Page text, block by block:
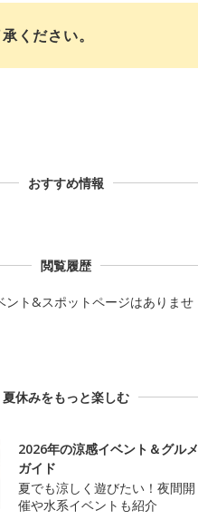
ください。
おすすめ情報
閲覧履歴
ント&スポットページはありませ
夏休みをもっと楽しむ
2026年の涼感イベント＆グルメ
ガイド
夏でも涼しく遊びたい！夜間開
催や水系イベントも紹介